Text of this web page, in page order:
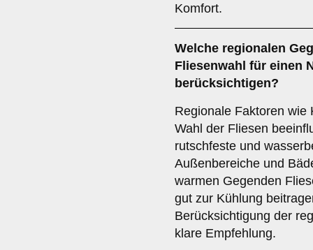
Komfort.
Welche regionalen
Fliesenwahl für einen
berücksichtigen?
Regionale Faktoren wie
Wahl der Fliesen
rutschfeste und
Außenbereiche und
warmen Gegenden
gut zur Kühlung
Berücksichtigung der
klare Empfehlung.